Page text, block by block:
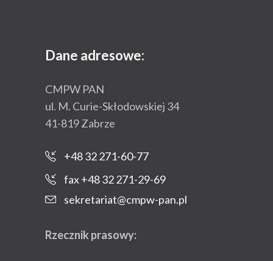
Dane adresowe:
CMPW PAN
ul. M. Curie-Skłodowskiej 34
41-819 Zabrze
+48 32 271-60-77
fax +48 32 271-29-69
sekretariat@cmpw-pan.pl
Rzecznik prasowy: